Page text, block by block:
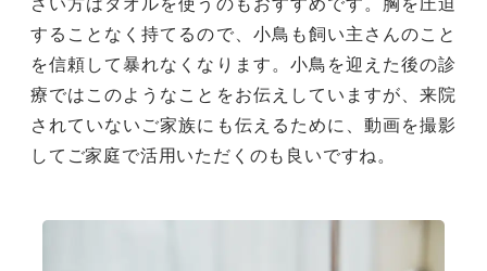
さい方はタオルを使うのもおすすめです。胸を圧迫
することなく持てるので、小鳥も飼い主さんのこと
を信頼して暴れなくなります。小鳥を迎えた後の診
療ではこのようなことをお伝えしていますが、来院
されていないご家族にも伝えるために、動画を撮影
してご家庭で活用いただくのも良いですね。